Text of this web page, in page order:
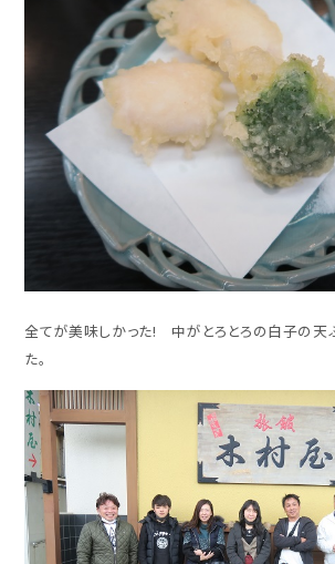
全てが美味しかった! 中がとろとろの白子の天
た。